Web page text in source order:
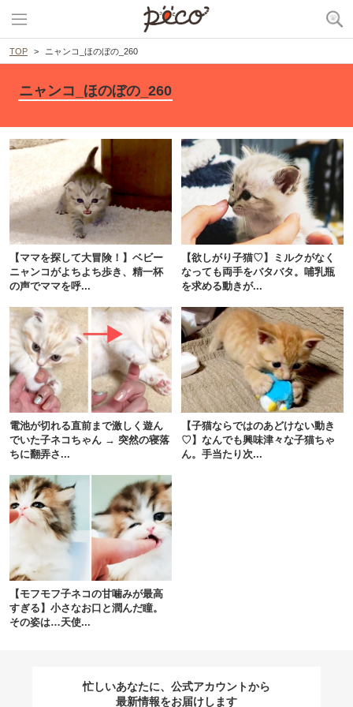
TOP ニャンコ_ほのぼの_260
ニャンコ_ほのぼの_260
【ママを探して大冒険！】ベビー
ニャンコがよちよち歩き、精一杯
の声でママを呼...
【欲しがり子猫♡】ミルクがなく
なっても両手をバタバタ。哺乳瓶
を求める動きが...
電池が切れる直前まで激しく遊ん
でいた子ネコちゃん → 突然の寝落
ちに翻弄さ...
【子猫ならではのあどけない動き
♡】なんでも興味津々な子猫ちゃ
ん。手当たり次...
【モフモフ子ネコの甘噛みが最高
すぎる】小さなお口と潤んだ瞳。
その姿は…天使...
忙しいあなたに、公式アカウントから
最新情報をお届けします
閉じる
pecodogs
いぬ部をフォロー
アプリで開く
アプリをダウンロードする